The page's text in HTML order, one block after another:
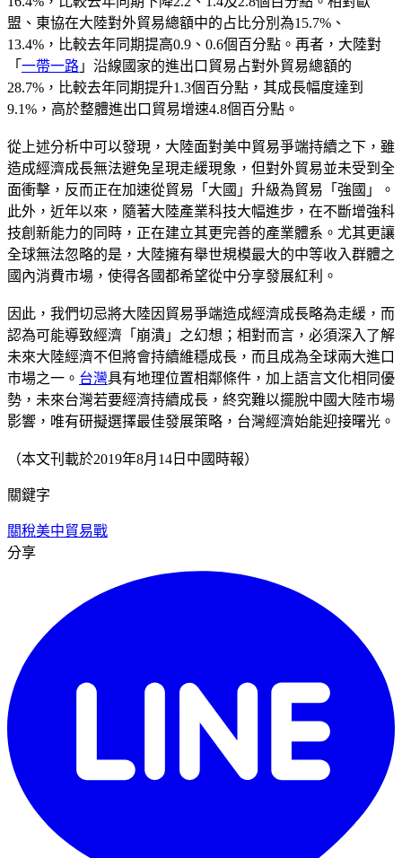
盟、東協在大陸對外貿易總額中的占比分別為15.7%、
13.4%，比較去年同期提高0.9、0.6個百分點。再者，大陸對
「 一帶一路 」沿線國家的進出口貿易占對外貿易總額的
28.7%，比較去年同期提升1.3個百分點，其成長幅度達到
9.1%，高於整體進出口貿易增速4.8個百分點。
從上述分析中可以發現，大陸面對美中貿易爭端持續之下，雖
造成經濟成長無法避免呈現走緩現象，但對外貿易並未受到全
面衝擊，反而正在加速從貿易「大國」升級為貿易「強國」。
此外，近年以來，隨著大陸產業科技大幅進步，在不斷增強科
技創新能力的同時，正在建立其更完善的產業體系。尤其更讓
全球無法忽略的是，大陸擁有舉世規模最大的中等收入群體之
國內消費市場，使得各國都希望從中分享發展紅利。
因此，我們切忌將大陸因貿易爭端造成經濟成長略為走緩，而
認為可能導致經濟「崩潰」之幻想；相對而言，必須深入了解
未來大陸經濟不但將會持續維穩成長，而且成為全球兩大進口
市場之一。 台灣具有地理位置相鄰條件，加上語言文化相同優
勢，未來台灣若要經濟持續成長，終究難以擺脫中國大陸市場
影響，唯有研擬選擇最佳發展策略，台灣經濟始能迎接曙光。
（本文刊載於2019年8月14日中國時報）
關鍵字
關稅美中貿易戰
分享